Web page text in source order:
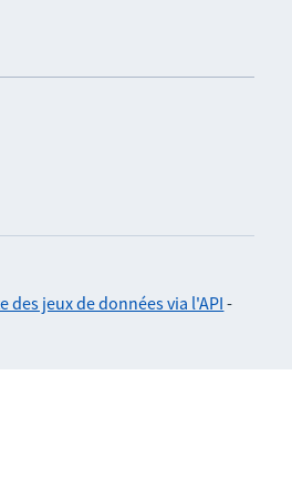
des jeux de données via l'API -